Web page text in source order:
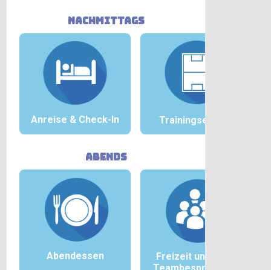
nachmittags
Anreise & Check-In Trainingseinheit
abends
Abendessen
Freizeit und/oder